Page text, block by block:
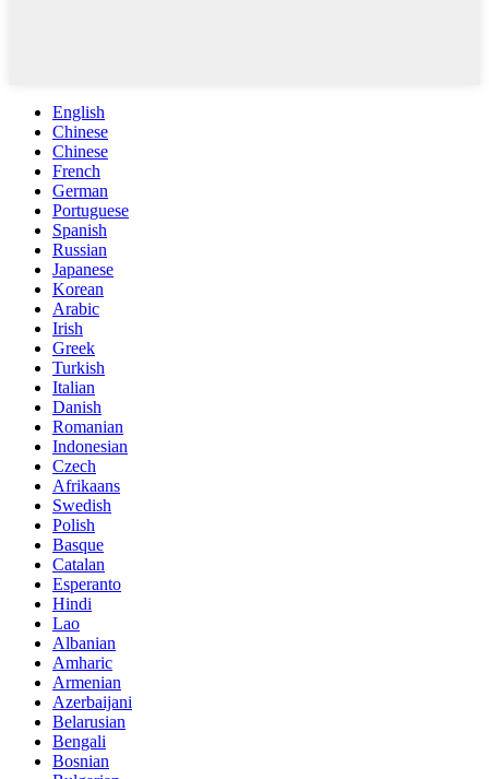
English
Chinese
Chinese
French
German
Portuguese
Spanish
Russian
Japanese
Korean
Arabic
Irish
Greek
Turkish
Italian
Danish
Romanian
Indonesian
Czech
Afrikaans
Swedish
Polish
Basque
Catalan
Esperanto
Hindi
Lao
Albanian
Amharic
Armenian
Azerbaijani
Belarusian
Bengali
Bosnian